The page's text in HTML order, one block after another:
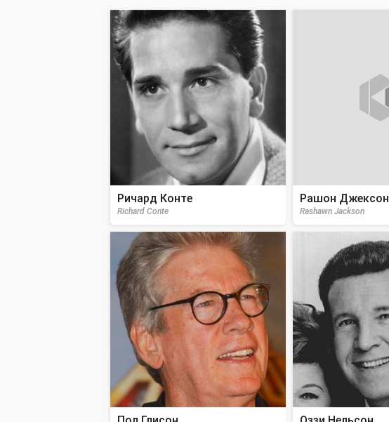
Ричард Конте
Richard Conte
Рашон Джексон
Rashawn Jackson